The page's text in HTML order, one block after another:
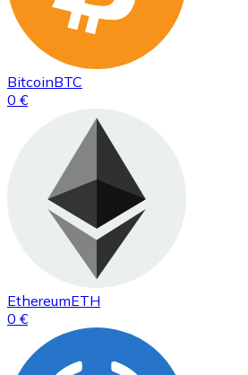
BitcoinBTC
0 €
EthereumETH
0 €